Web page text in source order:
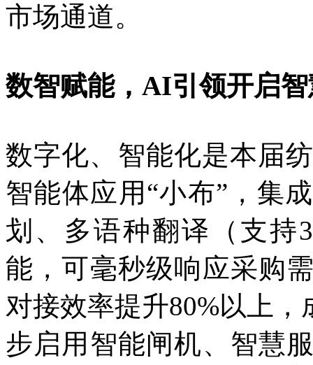
市场通道。
数智赋能，AI引领开启
数字化、智能化是本届
智能体应用“小布”，集
划、多语种翻译（支持
能，可毫秒级响应采购
对接效率提升80%以上
步启用智能闸机、智慧